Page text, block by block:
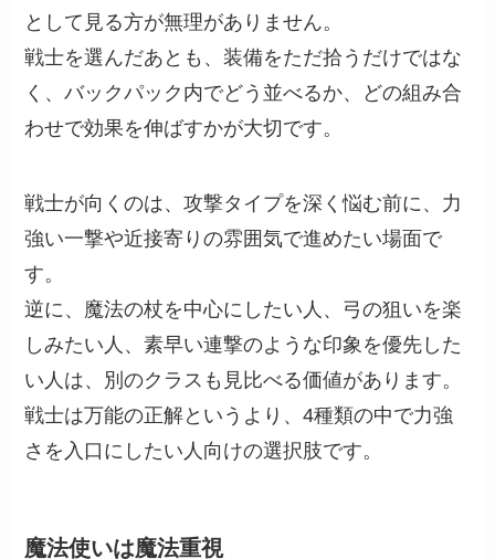
として見る方が無理がありません。
戦士を選んだあとも、装備をただ拾うだけではな
く、バックパック内でどう並べるか、どの組み合
わせで効果を伸ばすかが大切です。
戦士が向くのは、攻撃タイプを深く悩む前に、力
強い一撃や近接寄りの雰囲気で進めたい場面で
す。
逆に、魔法の杖を中心にしたい人、弓の狙いを楽
しみたい人、素早い連撃のような印象を優先した
い人は、別のクラスも見比べる価値があります。
戦士は万能の正解というより、4種類の中で力強
さを入口にしたい人向けの選択肢です。
魔法使いは魔法重視